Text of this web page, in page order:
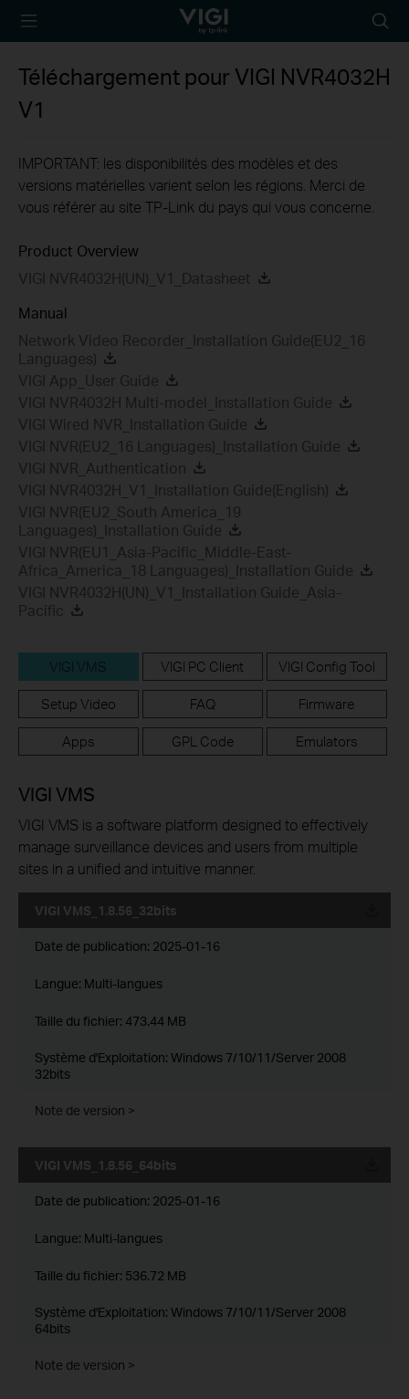
TP-Link, Reliably
icon
Téléchargement pour VIGI NVR4032H
V1
IMPORTANT: les disponibilités des modèles et des
versions matérielles varient selon les régions. Merci de
vous référer au site TP-Link du pays qui vous concerne.
Product Overview
VIGI NVR4032H(UN)_V1_Datasheet
Manual
Network Video Recorder_Installation Guide(EU2_16
Languages)
VIGI App_User Guide
VIGI NVR4032H Multi-model_Installation Guide
VIGI Wired NVR_Installation Guide
VIGI NVR(EU2_16 Languages)_Installation Guide
VIGI NVR_Authentication
VIGI NVR4032H_V1_Installation Guide(English)
VIGI NVR(EU2_South America_19
Languages)_Installation Guide
VIGI NVR(EU1_Asia-Pacific_Middle-East-
Africa_America_18 Languages)_Installation Guide
VIGI NVR4032H(UN)_V1_Installation Guide_Asia-
Pacific
VIGI VMS VIGI PC Client VIGI Config Tool
Setup Video FAQ Firmware
Apps GPL Code Emulators
VIGI VMS
VIGI VMS is a software platform designed to effectively
manage surveillance devices and users from multiple
sites in a unified and intuitive manner.
VIGI VMS_1.8.56_32bits
Date de publication: 2025-01-16
Langue: Multi-langues
Taille du fichier: 473.44 MB
Système d'Exploitation: Windows 7/10/11/Server 2008
32bits
Note de version >
VIGI VMS_1.8.56_64bits
Date de publication: 2025-01-16
Langue: Multi-langues
Taille du fichier: 536.72 MB
Système d'Exploitation: Windows 7/10/11/Server 2008
64bits
Note de version >